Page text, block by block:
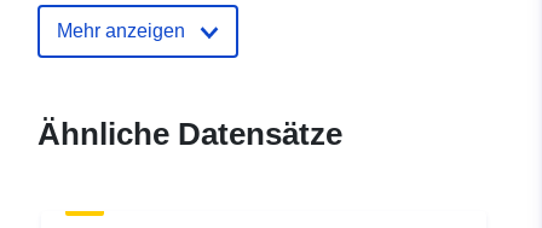
Mehr anzeigen
Ähnliche Datensätze